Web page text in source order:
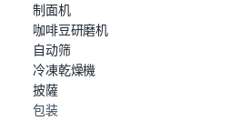
制面机
咖啡豆研磨机
自动筛
冷凍乾燥機
披薩
包装